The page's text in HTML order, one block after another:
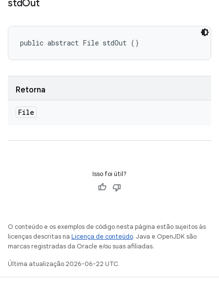
stdOut
public abstract File stdOut ()
Retorna
File
Isso foi útil?
O conteúdo e os exemplos de código nesta página estão sujeitos às
licenças descritas na Licença de conteúdo. Java e OpenJDK são
marcas registradas da Oracle e/ou suas afiliadas.
Última atualização 2026-06-22 UTC.